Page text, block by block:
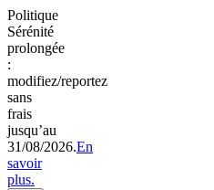
Politique
Sérénité
prolongée
:
modifiez/reportez
sans
frais
jusqu’au
31/08/2026.En
savoir
plus.